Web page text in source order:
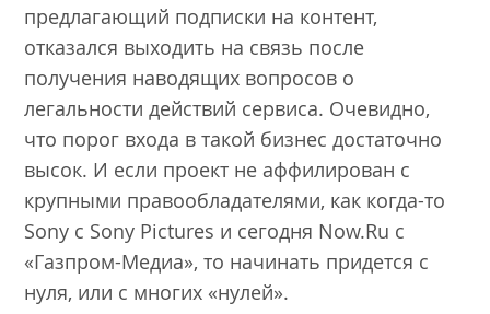
предлагающий подписки на контент,
отказался выходить на связь после
получения наводящих вопросов о
легальности действий сервиса. Очевидно,
что порог входа в такой бизнес достаточно
высок. И если проект не аффилирован с
крупными правообладателями, как когда-то
Sony с Sony Pictures и сегодня Now.Ru с
«Газпром-Медиа», то начинать придется с
нуля, или с многих «нулей».